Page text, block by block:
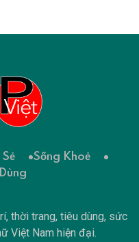
Sống Khoẻ
thời trang, tiêu dùng, sức
Việt Nam hiện đại.